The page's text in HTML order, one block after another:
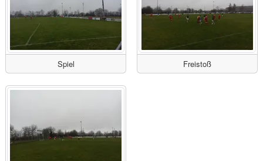
Spiel Freistoß